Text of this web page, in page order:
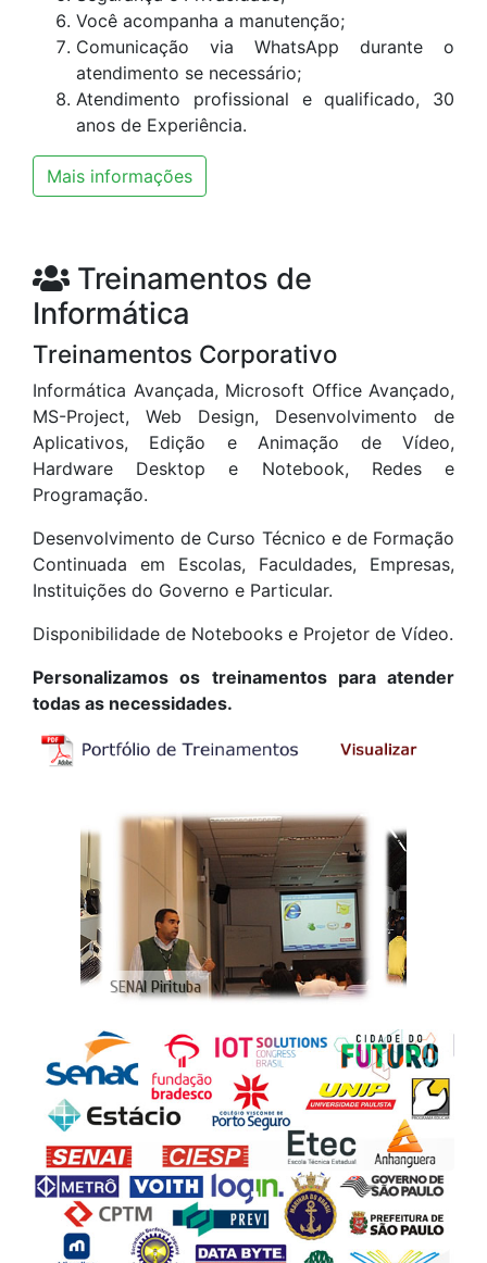
Você acompanha a manutenção;
Comunicação via WhatsApp durante o
atendimento se necessário;
Atendimento profissional e qualificado, 30
anos de Experiência.
Mais informações
Treinamentos de
Informática
Treinamentos Corporativo
Informática Avançada, Microsoft Office Avançado,
MS-Project, Web Design, Desenvolvimento de
Aplicativos, Edição e Animação de Vídeo,
Hardware Desktop e Notebook, Redes e
Programação.
Desenvolvimento de Curso Técnico e de Formação
Continuada em Escolas, Faculdades, Empresas,
Instituições do Governo e Particular.
Disponibilidade de Notebooks e Projetor de Vídeo.
Personalizamos os treinamentos para atender
todas as necessidades.